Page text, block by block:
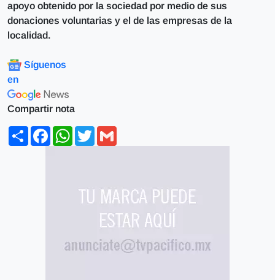
apoyo obtenido por la sociedad por medio de sus
donaciones voluntarias y el de las empresas de la
localidad.
Síguenos
en
Compartir nota
ShareFacebookWhatsApp
Twitter